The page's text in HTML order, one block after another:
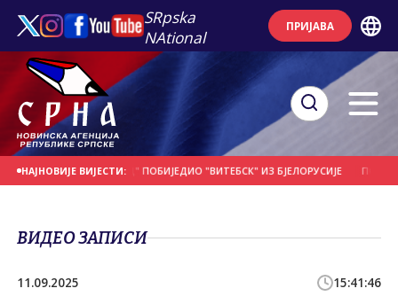
SRpska
NAtional
ПРИЈАВА
НАЈНОВИЈЕ ВИЈЕСТИ:
ДАН "БОРАЦ" ПОБИЈЕДИО "ВИТЕБСК" ИЗ БЈЕЛОРУСИЈЕ ПОЧЕО
ВИДЕО ЗАПИСИ
11.09.2025 15:41:46